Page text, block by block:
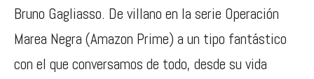
Bruno Gagliasso. De villano en la serie Operación
Marea Negra (Amazon Prime) a un tipo fantástico
con el que conversamos de todo, desde su vida